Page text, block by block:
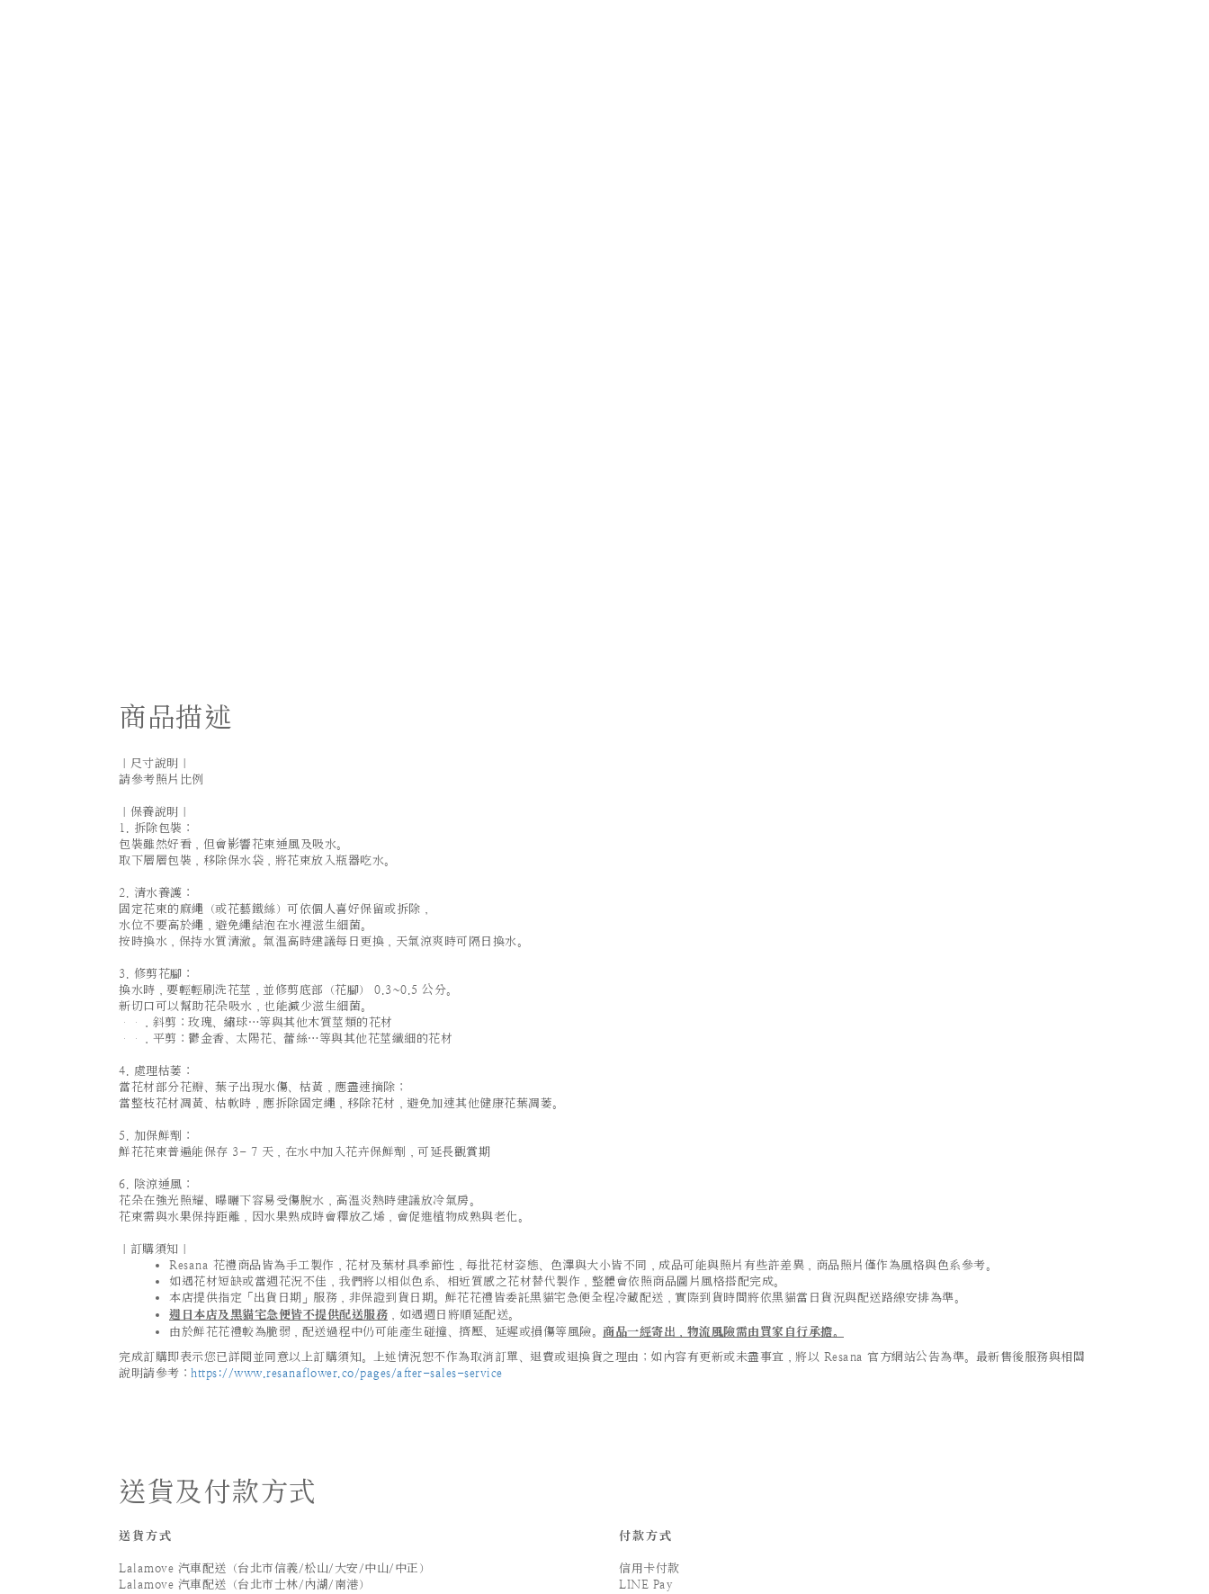
商品描述
｜尺寸說明｜
請參考照片比例
｜保養說明｜
1. 拆除包裝：
包裝雖然好看，但會影響花束通風及吸水。
取下層層包裝，移除保水袋，將花束放入瓶器吃水。
2. 清水養護：
固定花束的麻繩（或花藝鐵絲）可依個人喜好保留或拆除，
水位不要高於繩，避免繩結泡在水裡滋生細菌。
按時換水，保持水質清澈。氣溫高時建議每日更換，天氣涼爽時可隔日換水。
3. 修剪花腳：
換水時，要輕輕刷洗花莖，並修剪底部（花腳） 0.3~0.5 公分。
新切口可以幫助花朵吸水，也能減少滋生細菌。
．斜剪：玫瑰、繡球…等與其他木質莖類的花材
．平剪：鬱金香、太陽花、蕾絲…等與其他花莖纖細的花材
4. 處理枯萎：
當花材部分花瓣、葉子出現水傷、枯黃，應盡速摘除；
當整枝花材凋黃、枯軟時，應拆除固定繩，移除花材，避免加速其他健康花葉凋萎。
5. 加保鮮劑：
鮮花花束普遍能保存 3- 7 天，在水中加入花卉保鮮劑，可延長觀賞期
6. 陰涼通風：
花朵在強光照耀、曝曬下容易受傷脫水，高溫炎熱時建議放冷氣房。
花束需與水果保持距離，因水果熟成時會釋放乙烯，會促進植物成熟與老化。
｜訂購須知｜
Resana 花禮商品皆為手工製作，花材及葉材具季節性，每批花材姿態、色澤與大小皆不同，成品可能與照片有些許差異，商品照片僅作為風格與色系參考。
如遇花材短缺或當週花況不佳，我們將以相似色系、相近質感之花材替代製作，整體會依照商品圖片風格搭配完成。
本店提供指定「出貨日期」服務，非保證到貨日期。鮮花花禮皆委託黑貓宅急便全程冷藏配送，實際到貨時間將依黑貓當日貨況與配送路線安排為準。
週日本店及黑貓宅急便皆不提供配送服務 ，如遇週日將順延配送。
由於鮮花花禮較為脆弱，配送過程中仍可能產生碰撞、擠壓、延遲或損傷等風險。 商品一經寄出，物流風險需由買家自行承擔。
完成訂購即表示您已詳閱並同意以上訂購須知。上述情況恕不作為取消訂單、退費或退換貨之理由；如內容有更新或未盡事宜，將以 Resana 官方網站公告為準。最新售後服務與相關
說明請參考： https://www.resanaflower.co/pages/after-sales-service
送貨及付款方式
送貨方式
Lalamove 汽車配送（台北市信義/松山/大安/中山/中正）
Lalamove 汽車配送（台北市士林/內湖/南港）
付款方式
信用卡付款
LINE Pay